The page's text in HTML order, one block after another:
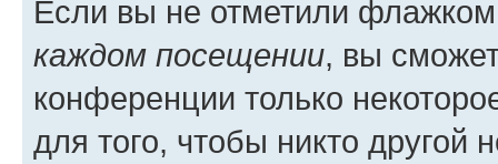
Если вы не отметили
каждом посещении, вы
конференции только
для того, чтобы никто другой